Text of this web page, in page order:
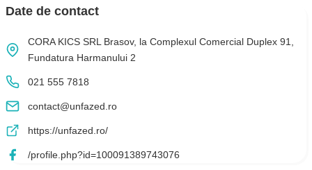
Date de contact
CORA KICS SRL Brasov, la Complexul Comercial Duplex 91,
Fundatura Harmanului 2
021 555 7818
contact@unfazed.ro
https://unfazed.ro/
/profile.php?id=100091389743076